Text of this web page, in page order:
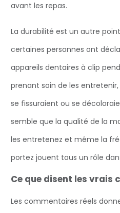
avant les repas.
La durabilité est un autre
certaines personnes ont
appareils dentaires à clip
prenant soin de les
se fissuraient ou se
semble que la qualité de la
les entretenez et même la
portez jouent tous un rôle
Ce que disent les vrais
Les commentaires réels